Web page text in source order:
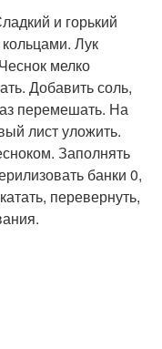
и горький
Лук
мелко
Добавить соль,
перемешать. На
лист уложить.
Заполнять
банки 0,
перевернуть,